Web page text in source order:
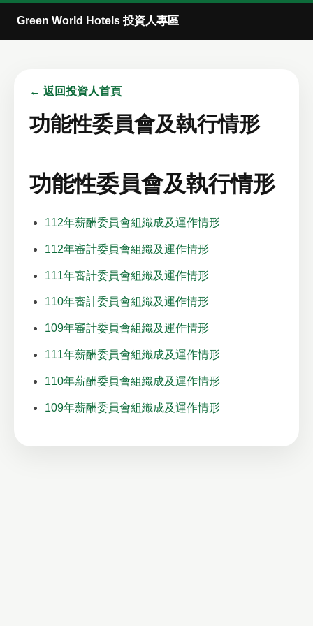
Green World Hotels 投資人專區
← 返回投資人首頁
功能性委員會及執行情形
功能性委員會及執行情形
112年薪酬委員會組織成及運作情形
112年審計委員會組織及運作情形
111年審計委員會組織及運作情形
110年審計委員會組織及運作情形
109年審計委員會組織及運作情形
111年薪酬委員會組織成及運作情形
110年薪酬委員會組織成及運作情形
109年薪酬委員會組織成及運作情形